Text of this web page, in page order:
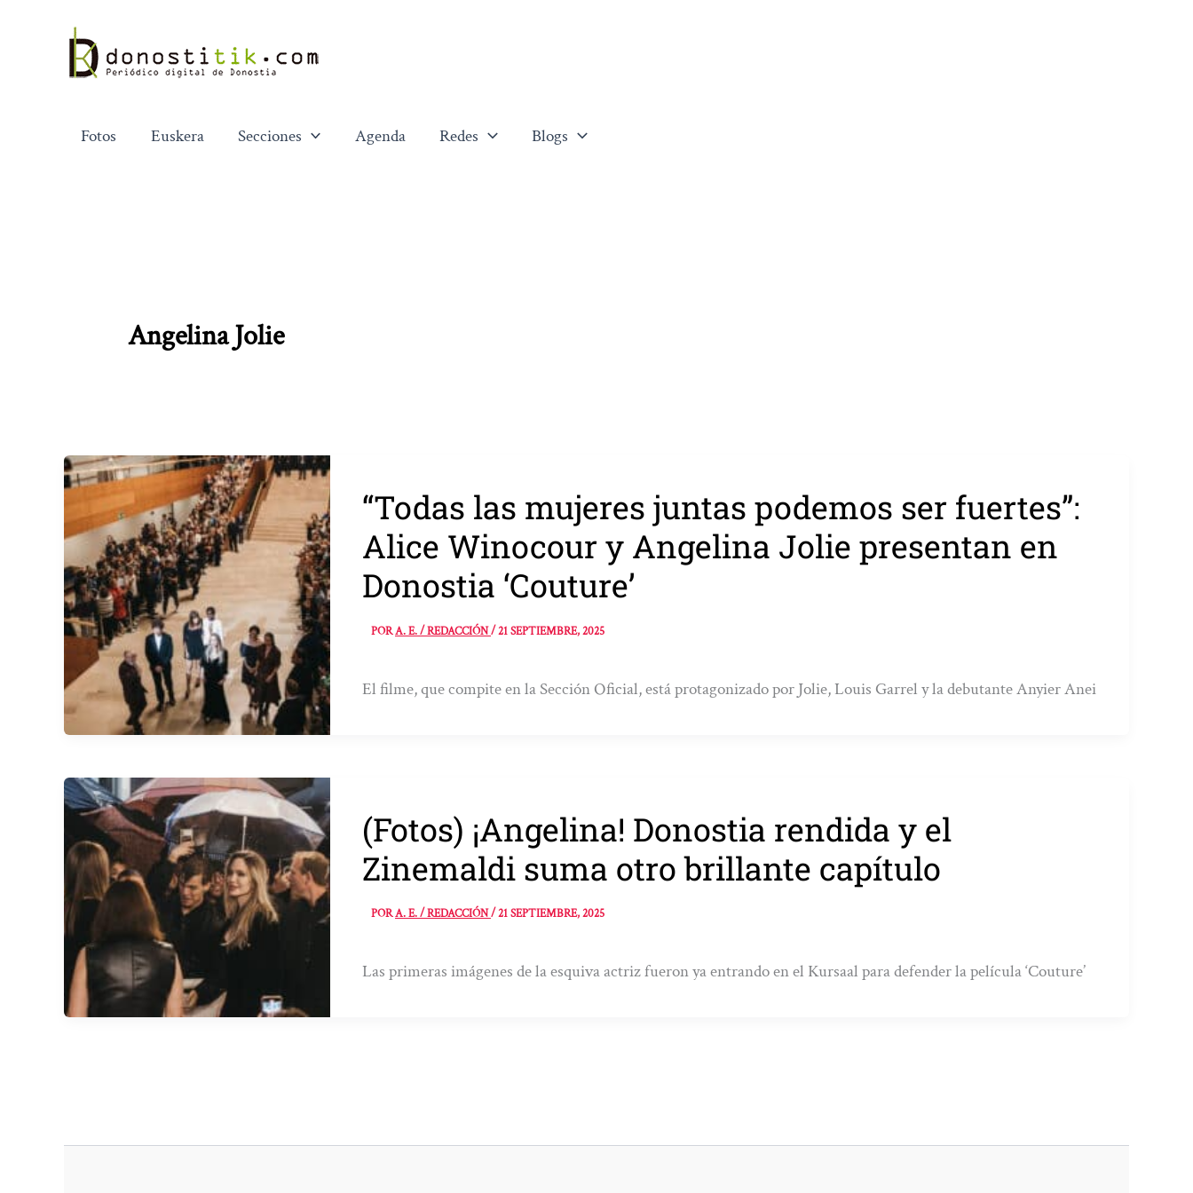
contenido
Fotos Euskera Secciones Agenda Redes Blogs
Angelina Jolie
“Todas las mujeres juntas podemos ser fuertes”:
Alice Winocour y Angelina Jolie presentan en
Donostia ‘Couture’
PORA. E. / REDACCIÓN/21 SEPTIEMBRE, 2025
El filme, que compite en la Sección Oficial, está protagonizado por Jolie, Louis Garrel y la debutante Anyier Anei
(Fotos) ¡Angelina! Donostia rendida y el
Zinemaldi suma otro brillante capítulo
PORA. E. / REDACCIÓN/21 SEPTIEMBRE, 2025
Las primeras imágenes de la esquiva actriz fueron ya entrando en el Kursaal para defender la película ‘Couture’